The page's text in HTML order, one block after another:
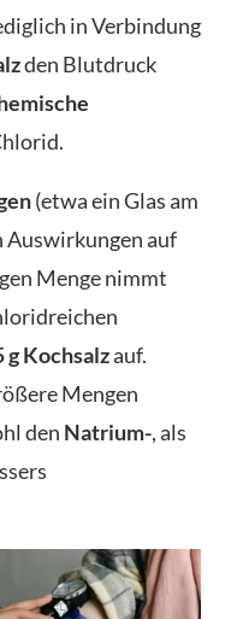
in Verbindung
den Blutdruck
(etwa ein Glas am
Auswirkungen auf
Menge nimmt
g Kochsalzauf.
Mengen
den Natrium-, als